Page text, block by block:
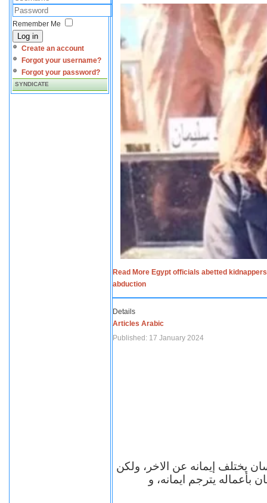
Remember Me
Log in
Create an account
Forgot your username?
Forgot your password?
SYNDICATE
Read More Egypt officials abetted
abduction
Details
Articles Arabic
Published: 17 January 2024
يختلف إيمانه عن الاخر، ولكن
بأعماله يترجم ايمانه، و